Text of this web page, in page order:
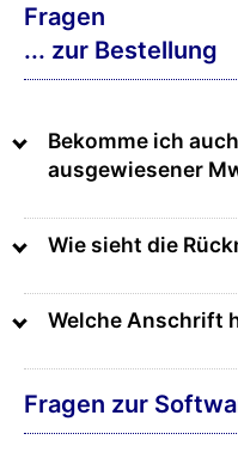
Fragen
... zur Bestellung
Bekomme ich
ausgewiesener
Wie sieht die
Welche Anschrift
Fragen zur